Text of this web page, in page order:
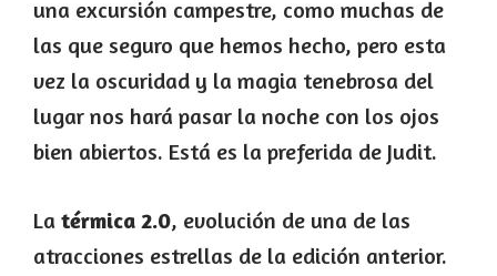
una excursión campestre, como muchas de
las que seguro que hemos hecho, pero esta
vez la oscuridad y la magia tenebrosa del
lugar nos hará pasar la noche con los ojos
bien abiertos. Está es la preferida de Judit.
La térmica 2.0, evolución de una de las
atracciones estrellas de la edición anterior.